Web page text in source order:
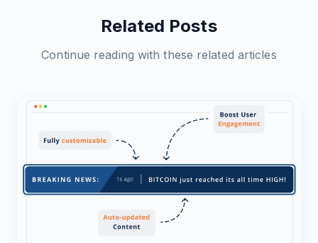
Related Posts
Continue reading with these related articles